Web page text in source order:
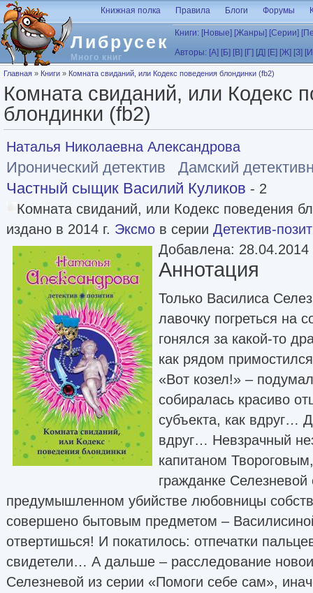
Перейти к основному содержанию
Либрусек
Много книг
Книжная полка Правила Блоги Форумы
Книги: [Новые] [Жанры] [Серии]
Авторы: [А] [Б] [В] [Г] [Д] [Е] [Ж] [З]
Вы здесь
Главная » Книги » Комната свиданий, или Кодекс поведения блондинки (fb2)
Комната свиданий, или Кодекс
блондинки (fb2)
Наталья Николаевна Александрова
Иронический детектив
Дамский
Частный сыщик Василий Куликов - 2
Комната свиданий, или Кодекс поведения
издано в 2014 г. Эксмо в серии Детектив-
Добавлена: 28.04.2014
Аннотация
Только Василиса
лавочку погреться на
гонялся за какой-то
как рядом
«Вот козел!» –
собиралась красиво
субъекта, как вдруг…
вдруг… Невзрачный
капитаном
гражданке Селезневой
предумышленном убийстве любовницы
совершено бытовым предметом –
отвертишься! И покатилось: отпечатки
свидетели… А дальше – расследование
Селезневой из серии «Помоги себе сам»,